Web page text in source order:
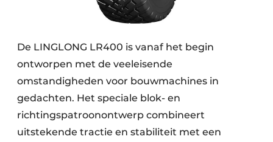
De LINGLONG LR400 is vanaf het begin
ontworpen met de veeleisende
omstandigheden voor bouwmachines in
gedachten. Het speciale blok- en
richtingspatroonontwerp combineert
uitstekende tractie en stabiliteit met een